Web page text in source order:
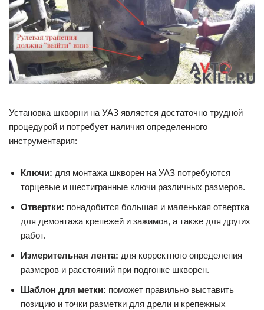
Установка шкворни на УАЗ является достаточно трудной
процедурой и потребует наличия определенного
инструментария:
Ключи: для монтажа шкворен на УАЗ потребуются
торцевые и шестигранные ключи различных размеров.
Отвертки: понадобится большая и маленькая отвертка
для демонтажа крепежей и зажимов, а также для других
работ.
Измерительная лента: для корректного определения
размеров и расстояний при подгонке шкворен.
Шаблон для метки: поможет правильно выставить
позицию и точки разметки для дрели и крепежных